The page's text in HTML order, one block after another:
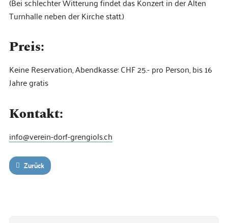
Turnhalle neben der Kirche statt.)
Preis:
Keine Reservation, Abendkasse: CHF 25.- pro Person, bis 16
Jahre gratis
Kontakt:
info@verein-dorf-grengiols.ch
Zurück